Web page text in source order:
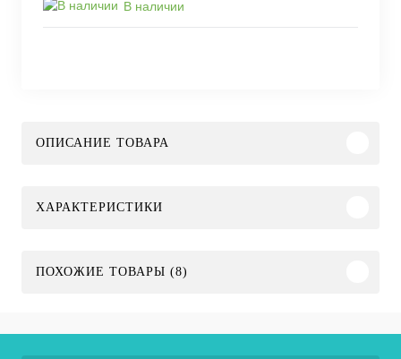
В наличии
ОПИСАНИЕ ТОВАРА
ХАРАКТЕРИСТИКИ
ПОХОЖИЕ ТОВАРЫ (8)